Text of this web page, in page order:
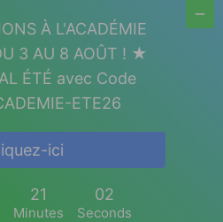
À L'ACADÉMIE
3 AU 8 AOÛT ! ★
ÉTÉ avec Code
ETE26
ici
21
Minutes
01
Seconds